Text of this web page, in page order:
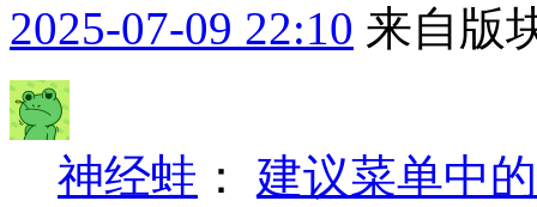
2025-07-09 22:10 来自版
神经蛙 ： 建议菜单中